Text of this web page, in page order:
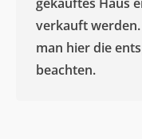
verkauft
man hier die
beachten.